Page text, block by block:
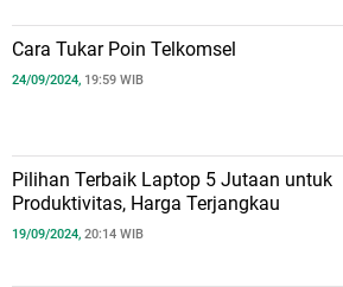
Cara Tukar Poin Telkomsel
24/09/2024, 19:59 WIB
Pilihan Terbaik Laptop 5 Jutaan untuk
Produktivitas, Harga Terjangkau
19/09/2024, 20:14 WIB